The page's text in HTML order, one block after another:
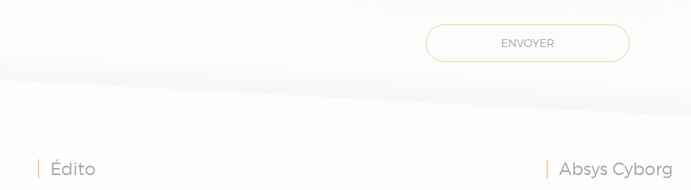
ENVOYER
Édito Absys Cyborg